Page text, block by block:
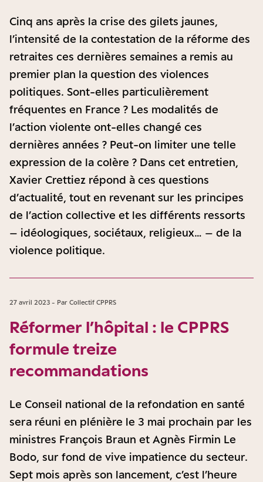
Cinq ans après la crise des gilets jaunes,
l’intensité de la contestation de la réforme des
retraites ces dernières semaines a remis au
premier plan la question des violences
politiques. Sont-elles particulièrement
fréquentes en France ? Les modalités de
l’action violente ont-elles changé ces
dernières années ? Peut-on limiter une telle
expression de la colère ? Dans cet entretien,
Xavier Crettiez répond à ces questions
d’actualité, tout en revenant sur les principes
de l’action collective et les différents ressorts
– idéologiques, sociétaux, religieux… – de la
violence politique.
27 avril 2023 - Par Collectif CPPRS
Réformer l’hôpital : le CPPRS
formule treize
recommandations
Le Conseil national de la refondation en santé
sera réuni en plénière le 3 mai prochain par les
ministres François Braun et Agnès Firmin Le
Bodo, sur fond de vive impatience du secteur.
Sept mois après son lancement, c’est l’heure